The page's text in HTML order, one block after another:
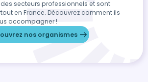
secteurs professionnels et sont
en France. Découvrez comment ils
accompagner !
nos organismes